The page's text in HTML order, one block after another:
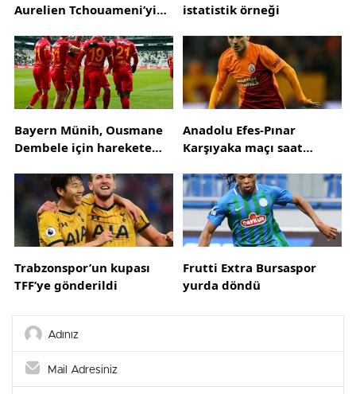
Aurelien Tchouameni’yi
istatistik örneği
Bayern Münih, Ousmane
Dembele için harekete
teklifi
Anadolu Efes-Pınar
Karşıyaka maçı saat
Trabzonspor’un kupası
TFF’ye gönderildi
Frutti Extra Bursaspor
yurda döndü